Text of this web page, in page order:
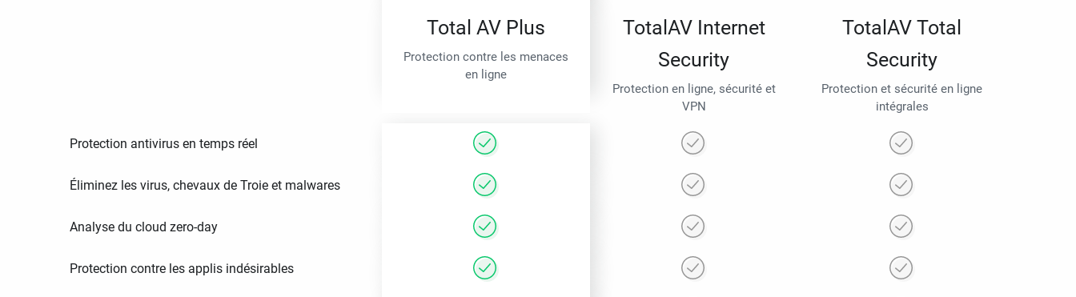
Total AV Plus
Protection contre les menaces
en ligne
TotalAV Internet
Security
Protection en ligne, sécurité et
VPN
TotalAV Total
Security
Protection et sécurité en ligne
intégrales
Protection antivirus en temps réel
Éliminez les virus, chevaux de Troie et malwares
Analyse du cloud zero-day
Protection contre les applis indésirables